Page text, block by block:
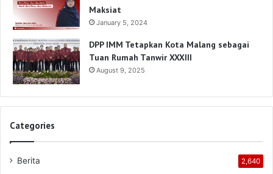
Maksiat
January 5, 2024
DPP IMM Tetapkan Kota Malang sebagai
Tuan Rumah Tanwir XXXIII
August 9, 2025
Categories
Berita 2,640